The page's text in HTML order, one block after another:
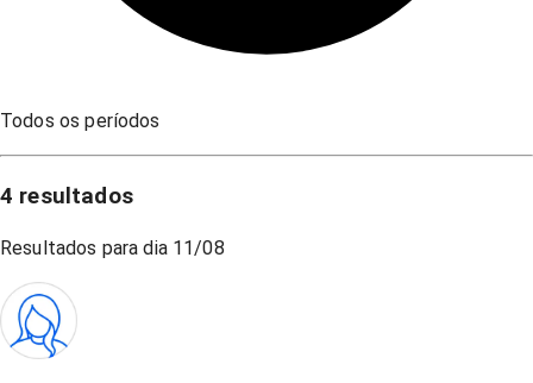
Todos os períodos
4 resultados
Resultados para dia 11/08